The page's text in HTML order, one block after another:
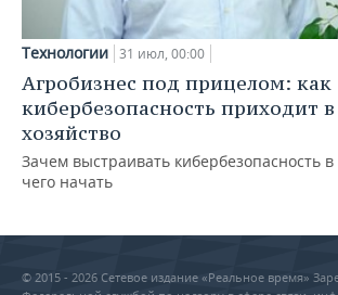
Технологии 31 июл, 00:00
Агробизнес под прицелом: как
кибербезопасность приходит в
хозяйство
Зачем выстраивать кибербезопасность в
чего начать
© 2015 - 2026 Сетевое издание «Реальное время»